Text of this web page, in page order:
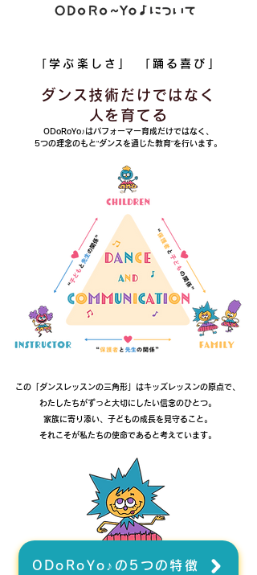
「学ぶ楽しさ」 「踊る喜び」
ダンス技術だけではなく
人を育てる
ODoRoYo♪はパフォーマー育成だけではなく、
5つの理念のもと“ダンスを通じた教育”を行います。
この「ダンスレッスンの三角形」はキッズレッスンの原点で、
わたしたちがずっと大切にしたい信念のひとつ。
家族に寄り添い、子どもの成長を見守ること。
それこそが私たちの使命であると考えています。
ODoRoYo♪の5つの特徴